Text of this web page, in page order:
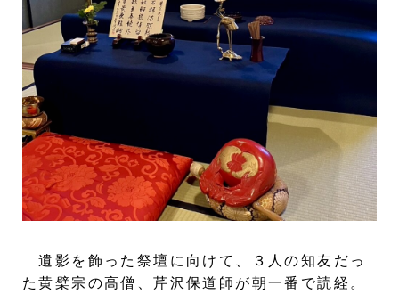
遺影を飾った祭壇に向けて、３人の知友だっ
た黄檗宗の高僧、芹沢保道師が朝一番で読経。